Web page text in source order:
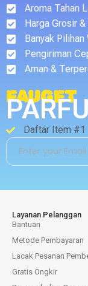
Aroma Tahan
Harga Grosir &
Banyak
Pengiriman
Aman &
FAUGET
Daftar Item #1
Layanan Pelanggan
Bantuan
Metode Pembayaran
Lacak Pesanan
Gratis Ongkir